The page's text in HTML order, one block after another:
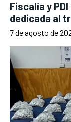
Fiscalía y
dedicada al
7 de agosto de